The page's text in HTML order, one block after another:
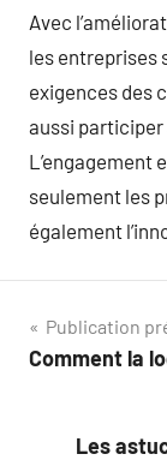
Avec
les entreprises
exigences des
aussi participer
L’engagement
seulement les
également
de
Publication
Comment la
Les